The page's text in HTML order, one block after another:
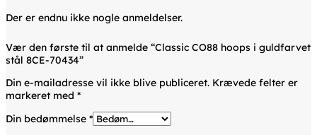
Der er endnu ikke nogle anmeldelser.
Vær den første til at anmelde “Classic CO88 hoops i guldfarvet
stål 8CE-70434”
Din e-mailadresse vil ikke blive publiceret. Krævede felter er
markeret med *
Din bedømmelse *